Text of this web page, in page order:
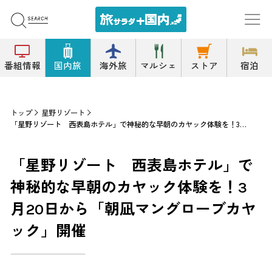
番組情報 国内旅 海外旅 マルシェ ストア 宿泊
トップ
星野リゾート
「星野リゾート 西表島ホテル」で神秘的な早朝のカヤック体験を！3月20日から「朝凪マングローブカヤック」開催
「星野リゾート 西表島ホテル」で
神秘的な早朝のカヤック体験を！3
月20日から「朝凪マングローブカヤ
ック」開催